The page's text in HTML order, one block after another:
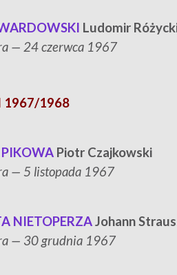
Ludomir
— 24 czerwca 1967
1967/1968
Piotr Czajkowski
— 5 listopada 1967
NIETOPERZAJohann
— 30 grudnia 1967